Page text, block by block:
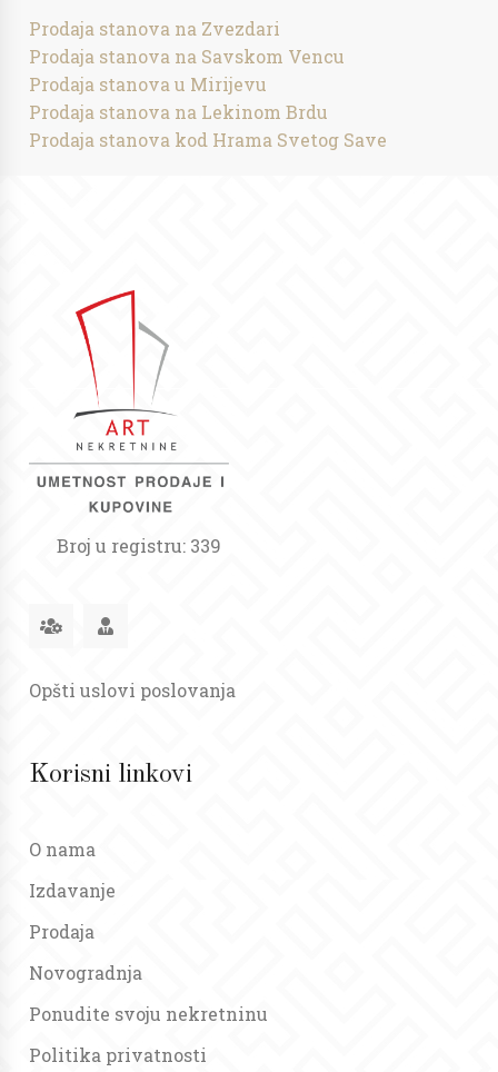
Prodaja stanova na Zvezdari
Prodaja stanova na Savskom Vencu
Prodaja stanova u Mirijevu
Prodaja stanova na Lekinom Brdu
Prodaja stanova kod Hrama Svetog Save
Broj u registru: 339
Opšti uslovi poslovanja
Korisni linkovi
O nama
Izdavanje
Prodaja
Novogradnja
Ponudite svoju nekretninu
Politika privatnosti